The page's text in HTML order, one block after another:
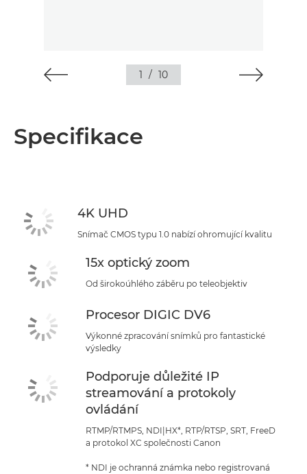
1 / 10
Specifikace
4K UHD
Snímač CMOS typu 1.0 nabízí ohromující kvalitu
15x optický zoom
Od širokoúhlého záběru po teleobjektiv
Procesor DIGIC DV6
Výkonné zpracování snímků pro fantastické
výsledky
Podporuje důležité IP
streamování a protokoly
ovládání
RTMP/RTMPS, NDI|HX*, RTP/RTSP, SRT, FreeD
a protokol XC společnosti Canon
* NDI je ochranná známka nebo registrovaná